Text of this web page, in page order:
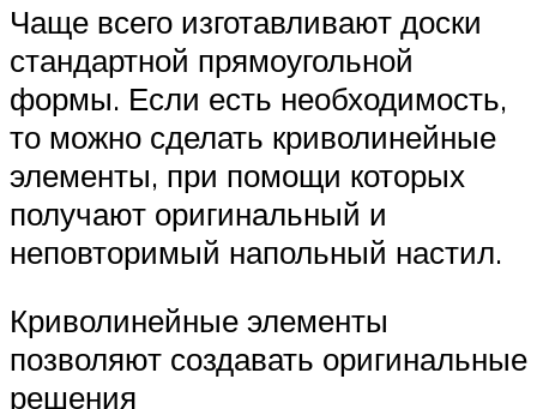
Чаще всего изготавливают доски
стандартной прямоугольной
формы. Если есть необходимость,
то можно сделать криволинейные
элементы, при помощи которых
получают оригинальный и
неповторимый напольный настил.
Криволинейные элементы
позволяют создавать оригинальные
решения